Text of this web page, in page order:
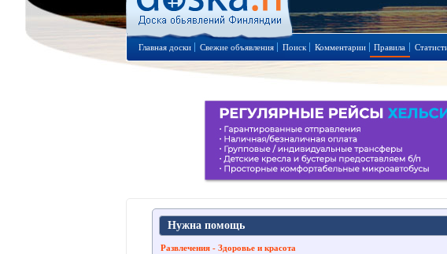
Главная доски Свежие объявления Поиск Комментарии Правила
Нужна помощь
Развлечения - Здоровье и красота